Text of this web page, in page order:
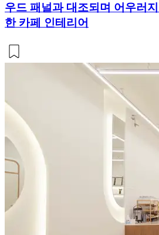
우드 패널과 대조되며 어우러
한 카페 인테리어